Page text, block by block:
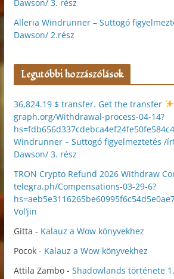
Dawson/ 3. rész
Alleria Windrunner – Suttogó
Dawson/ 2.rész
Legutóbbi hozzászólások
36,824.19 $ transfer. Get the transfer
graph.org/Withdrawal-process-04-14?
Windrunner – Suttogó figyelmeztetés /
Dawson/ 3. rész
TRON Crypto Refund 2026 Withdraw
telegra.ph/Compensations-03-29-6?
Vol’jin
Gitta - Kalauz a Wow könyvekhez
Pocok- Kalauz a Wow könyvekhez
Attila Zambo- Shadowlands története